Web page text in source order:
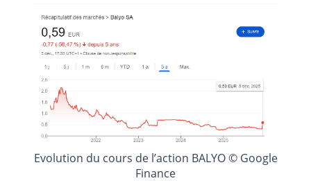
Evolution du cours de l’action BALYO © Google
Finance